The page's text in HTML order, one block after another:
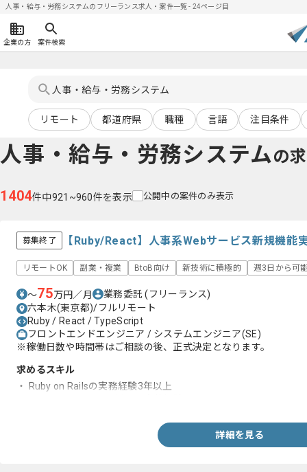
人事・給与・労務システムのフリーランス求人・案件一覧 - 24ページ目
企業の方 案件検索
リモート 都道府県 職種 言語 注目条件
人事・給与・労務システムの
1404件中921~960件を表示 公開中の案件のみ表示
募集終了 【Ruby/React】人事系Webサービス新規機能
リモートOK 副業・複業 BtoB向け 新技術に積極的 週3日から可
〜75万円／月 業務委託(フリーランス)
六本木(東京都)/フルリモート
Ruby / React / TypeScript
フロントエンドエンジニア / システムエンジニア(SE)
※稼働日数や時間帯はご相談の後、正式決定となります。
求めるスキル
・ Ruby on Railsの実務経験3年以上
詳細を見る